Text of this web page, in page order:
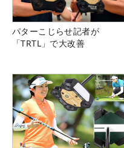
パターこじらせ記者が
「TRTL」で大改善